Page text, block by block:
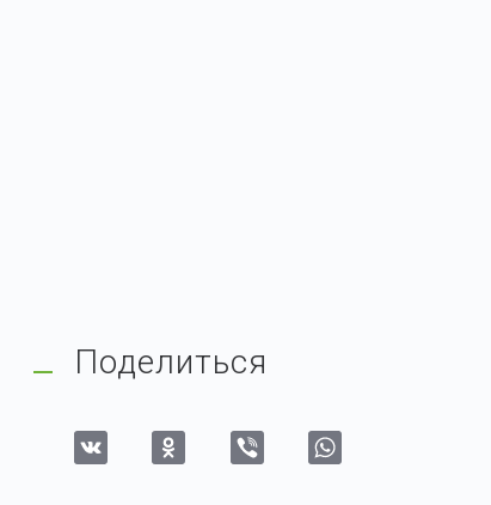
Поделиться